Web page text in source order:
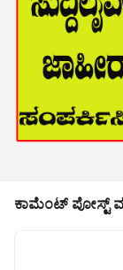
ಕಾಮೆಂಟ್‌‌ ಪೋಸ್ಟ್‌